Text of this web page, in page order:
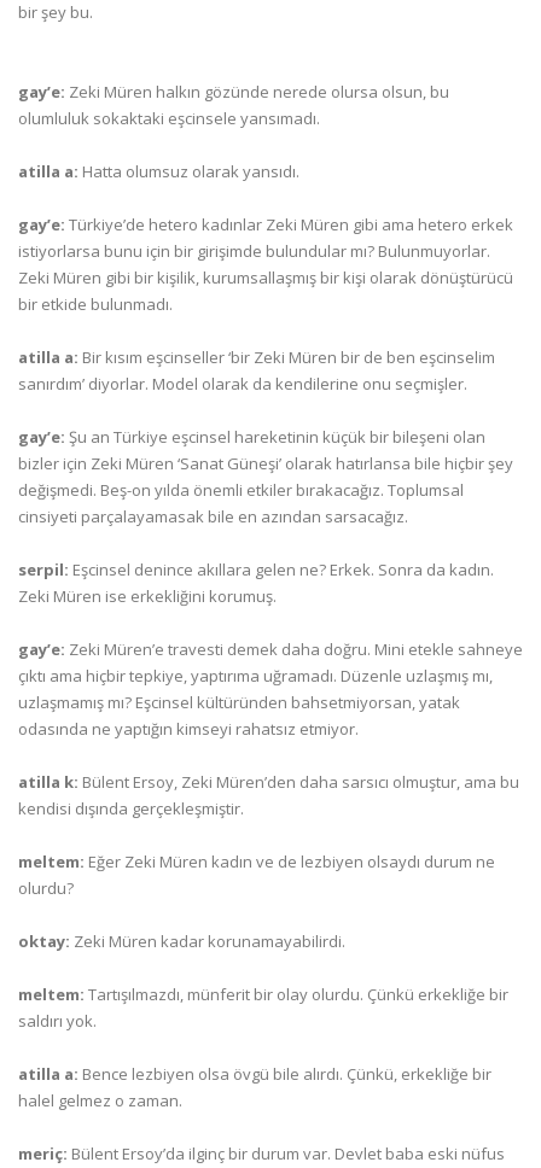
bir şey bu.
gay’e: Zeki Müren halkın gözünde nerede olursa olsun, bu
olumluluk sokaktaki eşcinsele yansımadı.
atilla a: Hatta olumsuz olarak yansıdı.
gay’e: Türkiye’de hetero kadınlar Zeki Müren gibi ama hetero erkek
istiyorlarsa bunu için bir girişimde bulundular mı? Bulunmuyorlar.
Zeki Müren gibi bir kişilik, kurumsallaşmış bir kişi olarak dönüştürücü
bir etkide bulunmadı.
atilla a: Bir kısım eşcinseller ‘bir Zeki Müren bir de ben eşcinselim
sanırdım’ diyorlar. Model olarak da kendilerine onu seçmişler.
gay’e: Şu an Türkiye eşcinsel hareketinin küçük bir bileşeni olan
bizler için Zeki Müren ‘Sanat Güneşi’ olarak hatırlansa bile hiçbir şey
değişmedi. Beş-on yılda önemli etkiler bırakacağız. Toplumsal
cinsiyeti parçalayamasak bile en azından sarsacağız.
serpil: Eşcinsel denince akıllara gelen ne? Erkek. Sonra da kadın.
Zeki Müren ise erkekliğini korumuş.
gay’e: Zeki Müren’e travesti demek daha doğru. Mini etekle sahneye
çıktı ama hiçbir tepkiye, yaptırıma uğramadı. Düzenle uzlaşmış mı,
uzlaşmamış mı? Eşcinsel kültüründen bahsetmiyorsan, yatak
odasında ne yaptığın kimseyi rahatsız etmiyor.
atilla k: Bülent Ersoy, Zeki Müren’den daha sarsıcı olmuştur, ama bu
kendisi dışında gerçekleşmiştir.
meltem: Eğer Zeki Müren kadın ve de lezbiyen olsaydı durum ne
olurdu?
oktay: Zeki Müren kadar korunamayabilirdi.
meltem: Tartışılmazdı, münferit bir olay olurdu. Çünkü erkekliğe bir
saldırı yok.
atilla a: Bence lezbiyen olsa övgü bile alırdı. Çünkü, erkekliğe bir
halel gelmez o zaman.
meriç: Bülent Ersoy’da ilginç bir durum var. Devlet baba eski nüfus